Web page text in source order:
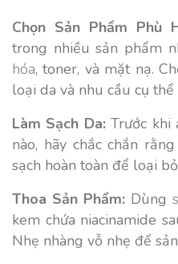
Chọn Sản Phẩm Phù
trong nhiều sản phẩm
hóa, toner, và mặt nạ.
loại da và nhu cầu cụ thể
Làm Sạch Da:Trước khi
nào, hãy chắc chắn
sạch hoàn toàn để loại
Thoa Sản Phẩm:Dùng
kem chứa niacinamide
Nhẹ nhàng vỗ nhẹ để